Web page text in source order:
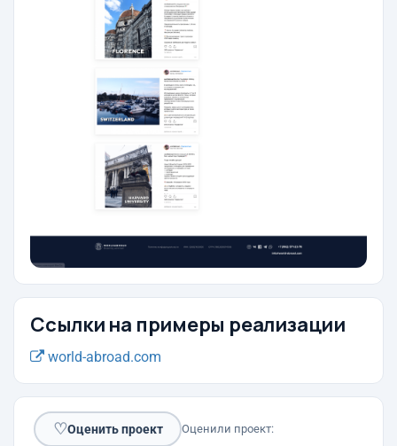
Ссылки на примеры реализации
world-abroad.com
♡Оценить проект Оценили проект: